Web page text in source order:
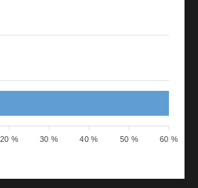
60 %
50 %
40 %
30 %
20 %